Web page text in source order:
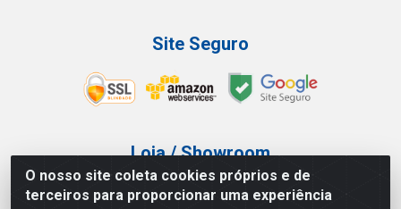
O nosso site coleta cookies próprios e de
terceiros para proporcionar uma experiência
Site Seguro
Loja / Showroom
Tel.: (11) 3227-0546